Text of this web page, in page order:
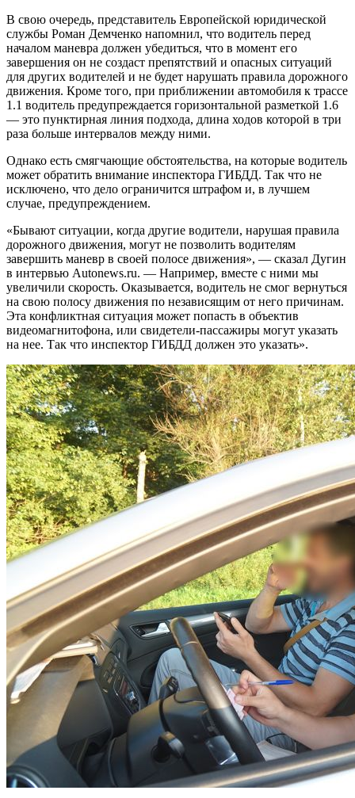
В свою очередь, представитель Европейской юридической
службы Роман Демченко напомнил, что водитель перед
началом маневра должен убедиться, что в момент его
завершения он не создаст препятствий и опасных ситуаций
для других водителей и не будет нарушать правила дорожного
движения. Кроме того, при приближении автомобиля к трассе
1.1 водитель предупреждается горизонтальной разметкой 1.6
— это пунктирная линия подхода, длина ходов которой в три
раза больше интервалов между ними.
Однако есть смягчающие обстоятельства, на которые водитель
может обратить внимание инспектора ГИБДД. Так что не
исключено, что дело ограничится штрафом и, в лучшем
случае, предупреждением.
«Бывают ситуации, когда другие водители, нарушая правила
дорожного движения, могут не позволить водителям
завершить маневр в своей полосе движения», — сказал Дугин
в интервью Autonews.ru. — Например, вместе с ними мы
увеличили скорость. Оказывается, водитель не смог вернуться
на свою полосу движения по независящим от него причинам.
Эта конфликтная ситуация может попасть в объектив
видеомагнитофона, или свидетели-пассажиры могут указать
на нее. Так что инспектор ГИБДД должен это указать».